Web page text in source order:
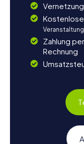
Zahlung
Rechnung